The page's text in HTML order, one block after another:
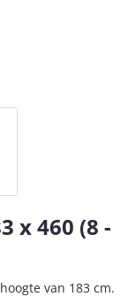
x 460 (8 -
van 183 cm.